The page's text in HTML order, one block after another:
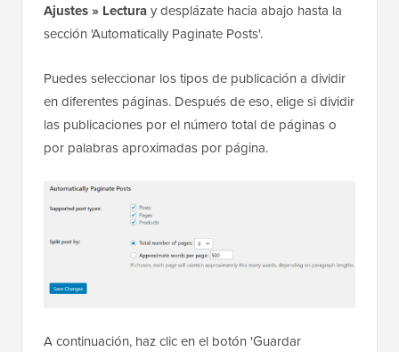
Ajustes » Lecturay desplázate hacia abajo hasta la
sección 'Automatically Paginate Posts'.
Puedes seleccionar los tipos de publicación a dividir
en diferentes páginas. Después de eso, elige si dividir
las publicaciones por el número total de páginas o
por palabras aproximadas por página.
A continuación, haz clic en el botón 'Guardar